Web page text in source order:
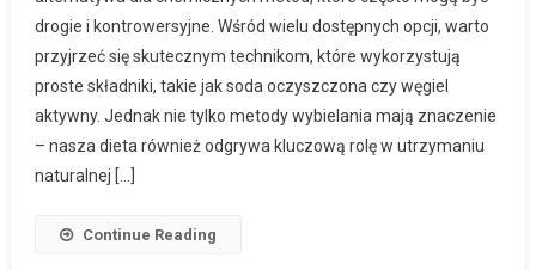
drogie i kontrowersyjne. Wśród wielu dostępnych opcji, warto
przyjrzeć się skutecznym technikom, które wykorzystują
proste składniki, takie jak soda oczyszczona czy węgiel
aktywny. Jednak nie tylko metody wybielania mają znaczenie
– nasza dieta również odgrywa kluczową rolę w utrzymaniu
naturalnej […]
Continue Reading